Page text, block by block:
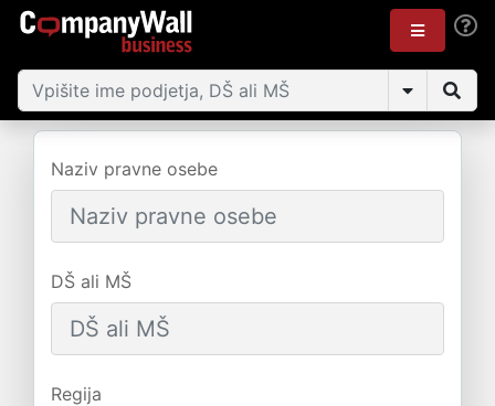
Naziv pravne osebe
DŠ ali MŠ
Regija